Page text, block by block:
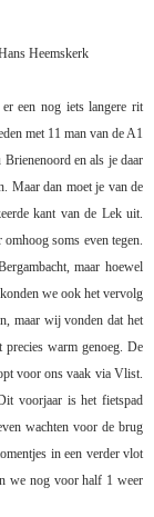
Heemskerk
een nog iets langere rit
met 11 man van de A1
en als je daar
Maar dan moet je van de
kant van de Lek uit.
omhoog soms even tegen.
maar hoewel
we ook het vervolg
maar wij vonden dat het
warm genoeg. De
voor ons vaak via Vlist.
voorjaar is het fietspad
wachten voor de brug
in een verder vlot
we nog voor half 1 weer